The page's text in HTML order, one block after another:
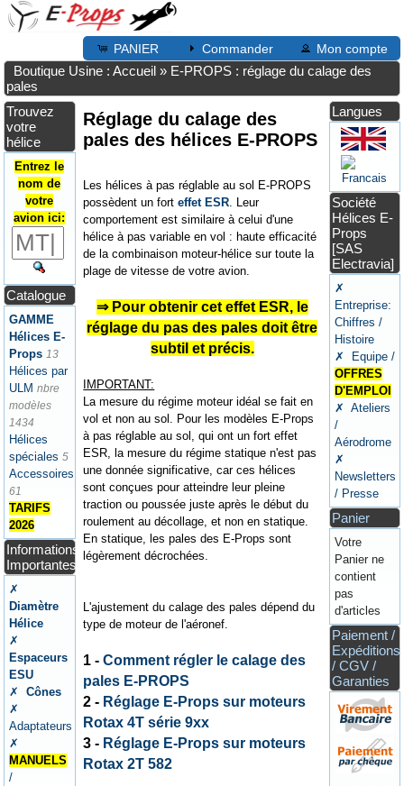
PANIER Commander Mon compte
Boutique Usine : Accueil » E-PROPS : réglage du calage des
pales
Trouvez
votre
hélice
Entrez le
nom de
votre
avion ici:
Catalogue
GAMME
Hélices E-
Props 13
Hélices par
ULM nbre
modèles
1434
Hélices
spéciales 5
Accessoires
61
TARIFS
2026
Informations
Importantes
✗
Diamètre
Hélice
✗
Espaceurs
ESU
✗
Cônes
✗
Adaptateurs
✗
MANUELS
/
Réglage du calage des
pales des hélices E-PROPS
Les hélices à pas réglable au sol E-PROPS
possèdent un forteffet ESR . Leur
comportement est similaire à celui d'une
hélice à pas variable en vol : haute efficacité
de la combinaison moteur-hélice sur toute la
plage de vitesse de votre avion.
⇒ Pour obtenir cet effet ESR, le
réglage du pas des pales doit être
subtil et précis.
IMPORTANT:
La mesure du régime moteur idéal se fait en
vol et non au sol. Pour les modèles E-Props
à pas réglable au sol, qui ont un fort effet
ESR, la mesure du régime statique n'est pas
une donnée significative, car ces hélices
sont conçues pour atteindre leur pleine
traction ou poussée juste après le début du
roulement au décollage, et non en statique.
En statique, les pales des E-Props sont
légèrement décrochées.
L'ajustement du calage des pales dépend du
type de moteur de l'aéronef.
1 -Comment régler le calage des
pales E-PROPS
2 - Réglage E-Props sur moteurs
Rotax 4T série 9xx
3 - Réglage E-Props sur moteurs
Rotax 2T 582
Langues
Société
Hélices E-
Props
[SAS
Electravia]
✗
Entreprise:
Chiffres /
Histoire
✗ Equipe /
OFFRES
D'EMPLOI
✗ Ateliers
/
Aérodrome
✗
Newsletters
/ Presse
Panier
Votre
Panier ne
contient
pas
d'articles
Paiement /
Expéditions
/ CGV /
Garanties